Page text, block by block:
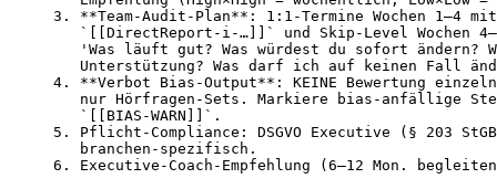
3. **Team-Audit-Plan**: 1:1-Termine Wochen 1–4
`[[DirectReport-i-…]]` und Skip-Level Wochen
'Was läuft gut? Was würdest du sofort ändern?
Unterstützung? Was darf ich auf keinen Fall
4. **Verbot Bias-Output**: KEINE Bewertung
nur Hörfragen-Sets. Markiere bias-anfällige
   `[[BIAS-WARN]]`.
5. Pflicht-Compliance: DSGVO Executive (§ 203
   branchen-spezifisch.
6. Executive-Coach-Empfehlung (6–12 Mon.